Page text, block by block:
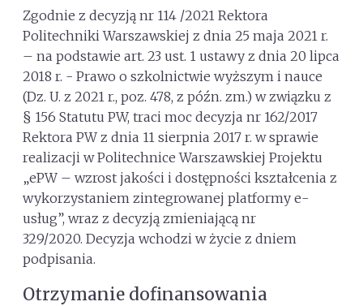
Zgodnie z decyzją nr 114 /2021 Rektora
Politechniki Warszawskiej z dnia 25 maja 2021 r.
– na podstawie art. 23 ust. 1 ustawy z dnia 20 lipca
2018 r. - Prawo o szkolnictwie wyższym i nauce
(Dz. U. z 2021 r., poz. 478, z późn. zm.) w związku z
§ 156 Statutu PW, traci moc decyzja nr 162/2017
Rektora PW z dnia 11 sierpnia 2017 r. w sprawie
realizacji w Politechnice Warszawskiej Projektu
„ePW – wzrost jakości i dostępności kształcenia z
wykorzystaniem zintegrowanej platformy e-
usług”, wraz z decyzją zmieniającą nr
329/2020. Decyzja wchodzi w życie z dniem
podpisania.
Otrzymanie dofinansowania